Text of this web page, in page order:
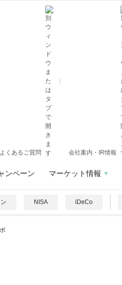
よくあるご質問 会社案内・IR情報
ンペーン マーケット情報
NISA iDeCo